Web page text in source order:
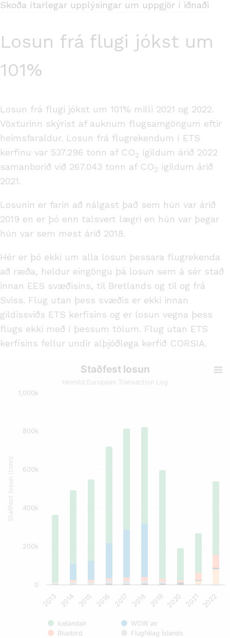
Skoða ítarlegar upplýsingar um uppgjör í iðnaði
Losun frá flugi jókst um
101%
Losun frá flugi jókst um 101% milli 2021 og 2022.
Vöxturinn skýrist af auknum flugsamgöngum eftir
heimsfaraldur. Losun frá flugrekendum í ETS
kerfinu var 537.296 tonn af CO2 ígildum árið 2022
samanborið við 267.043 tonn af CO2 ígildum árið
2021.
Losunin er farin að nálgast það sem hún var árið
2019 en er þó enn talsvert lægri en hún var þegar
hún var sem mest árið 2018.
Hér er þó ekki um alla losun þessara flugrekenda
að ræða, heldur eingöngu þá losun sem á sér stað
innan EES svæðisins, til Bretlands og til og frá
Sviss. Flug utan þess svæðis er ekki innan
gildissviðs ETS kerfisins og er losun vegna þess
flugs ekki með í þessum tölum. Flug utan ETS
kerfisins fellur undir alþjóðlega kerfið CORSIA.
Staðfest losun (tonn)
Staðfest losun
Heimild: European Transaction Log
Icelandair
WOW air
Bluebird
Flugfélag Íslands
2013 2014 2015 2016 2017 2018 2019 2020 2021 2022
0
200k
400k
600k
800k
1,000k